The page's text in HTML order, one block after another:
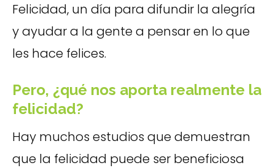
Felicidad, un día para difundir la alegría
y ayudar a la gente a pensar en lo que
les hace felices.
Pero, ¿qué nos aporta realmente la
felicidad?
Hay muchos estudios que demuestran
que la felicidad puede ser beneficiosa